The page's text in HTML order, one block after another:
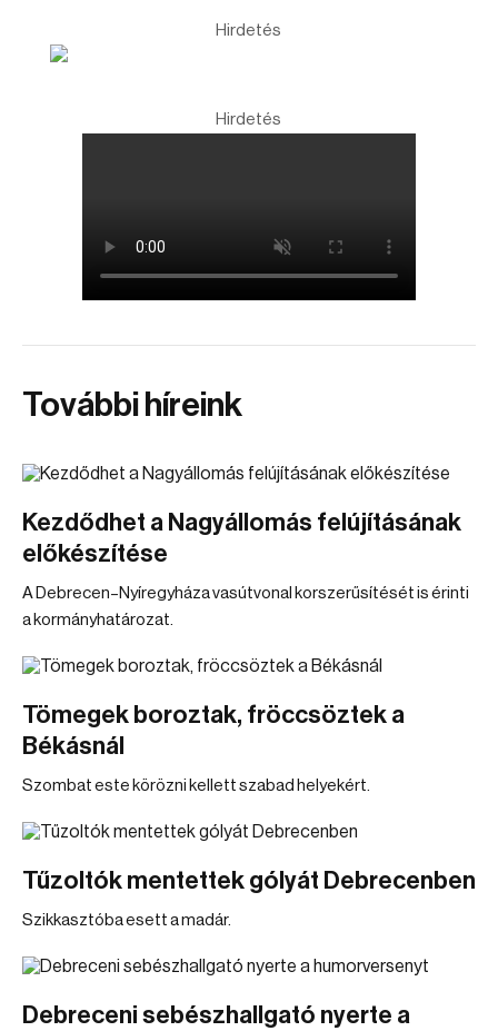
Hirdetés
Hirdetés
További híreink
Kezdődhet a Nagyállomás felújításának
előkészítése
A Debrecen–Nyíregyháza vasútvonal korszerűsítését is érinti
a kormányhatározat.
Tömegek boroztak, fröccsöztek a
Békásnál
Szombat este körözni kellett szabad helyekért.
Tűzoltók mentettek gólyát Debrecenben
Szikkasztóba esett a madár.
Debreceni sebészhallgató nyerte a